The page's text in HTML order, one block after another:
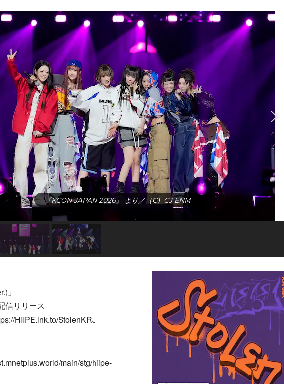
『KCON JAPAN 2026』 より／（C）CJ ENM
」
信リリース
HIIPE.lnk.to/StolenKRJ
main/stg/hiipe-